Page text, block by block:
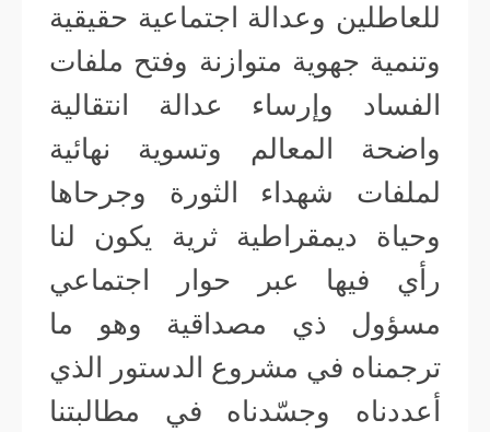
للعاطلين وعدالة اجتماعية حقيقية
وتنمية جهوية متوازنة وفتح ملفات
الفساد وإرساء عدالة انتقالية
واضحة المعالم وتسوية نهائية
لملفات شهداء الثورة وجرحاها
وحياة ديمقراطية ثرية يكون لنا
رأي فيها عبر حوار اجتماعي
مسؤول ذي مصداقية وهو ما
ترجمناه في مشروع الدستور الذي
أعددناه وجسّدناه في مطالبتنا